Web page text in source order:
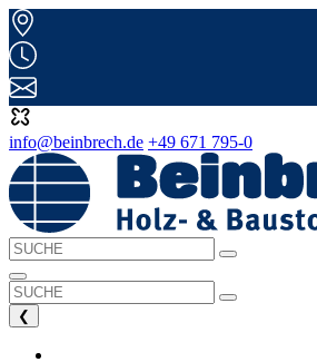
info@beinbrech.de +49 671 795-0
❮